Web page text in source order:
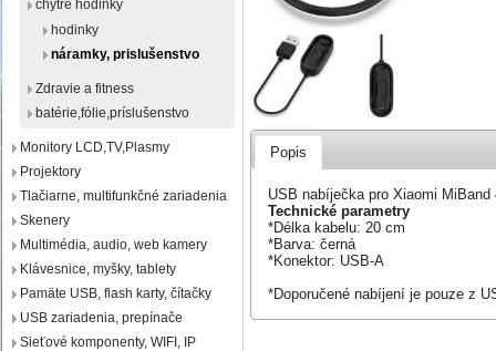
chytré hodinky
hodinky
náramky, prislušenstvo
Zdravie a fitness
batérie,fólie,príslušenstvo
Monitory LCD,TV,Plasmy
Projektory
Tlačiarne, multifunkčné zariadenia
Skenery
Multimédia, audio, web kamery
Klávesnice, myšky, tablety
Pamäte USB, flash karty, čítačky
USB zariadenia, prepínače
Sieťové komponenty, WIFI, IP
Popis
USB nabíječka pro Xiaomi MiBand
Technické parametry
*Délka kabelu: 20 cm
*Barva: černá
*Konektor: USB-A
*Doporučené nabíjení je pouze z